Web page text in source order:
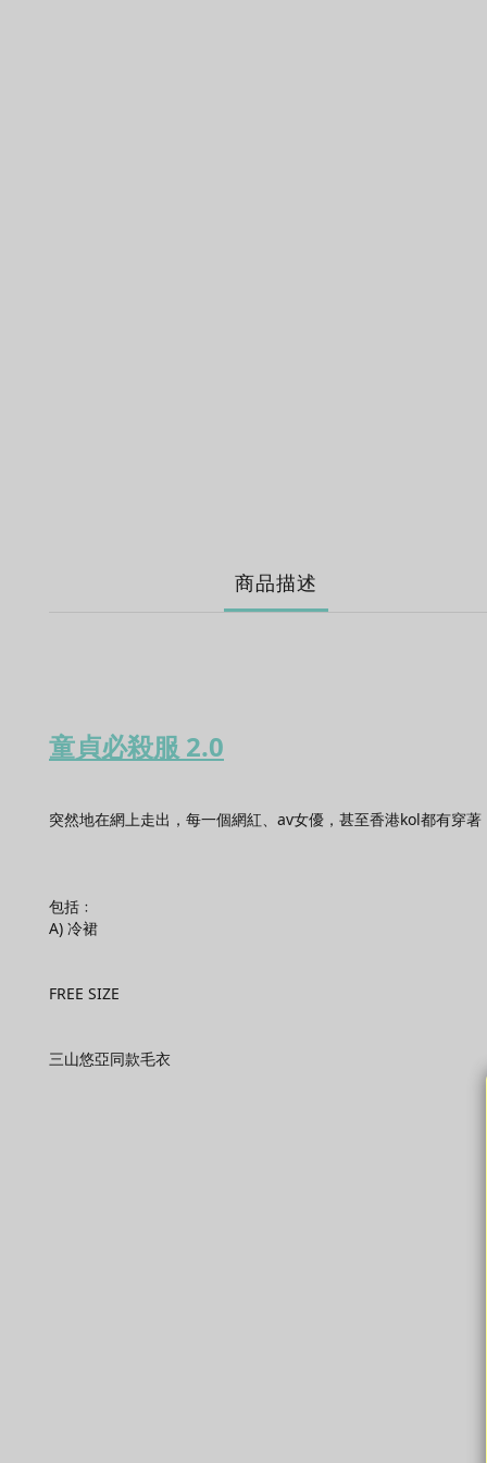
商品描述
童貞必殺服 2.0
突然地在網上走出，每一個網紅、av女優，甚至香港kol都有穿
包括﹕
A) 冷裙
FREE SIZE
三山悠亞同款毛衣